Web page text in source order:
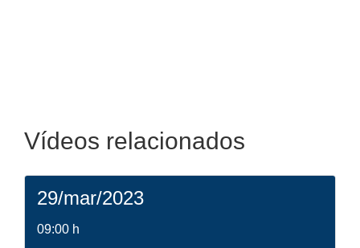
Vídeos relacionados
29/mar/2023
09:00 h